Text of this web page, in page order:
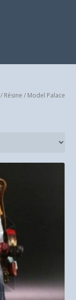
/ Résine / Model Palace